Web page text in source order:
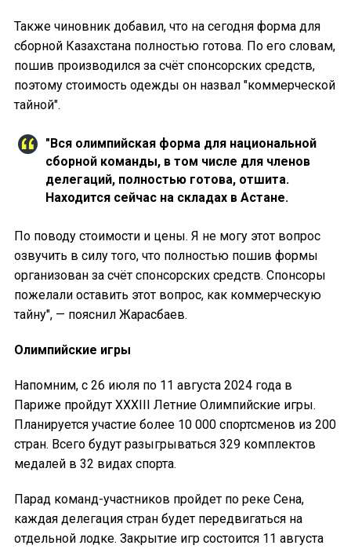
Также чиновник добавил, что на сегодня форма для
сборной Казахстана полностью готова. По его словам,
пошив производился за счёт спонсорских средств,
поэтому стоимость одежды он назвал "коммерческой
тайной".
"Вся олимпийская форма для национальной
сборной команды, в том числе для членов
делегаций, полностью готова, отшита.
Находится сейчас на складах в Астане.
По поводу стоимости и цены. Я не могу этот вопрос
озвучить в силу того, что полностью пошив формы
организован за счёт спонсорских средств. Спонсоры
пожелали оставить этот вопрос, как коммерческую
тайну", — пояснил Жарасбаев.
Олимпийские игры
Напомним, с 26 июля по 11 августа 2024 года в
Париже пройдут XXXIII Летние Олимпийские игры.
Планируется участие более 10 000 спортсменов из 200
стран. Всего будут разыгрываться 329 комплектов
медалей в 32 видах спорта.
Парад команд-участников пройдет по реке Сена,
каждая делегация стран будет передвигаться на
отдельной лодке. Закрытие игр состоится 11 августа